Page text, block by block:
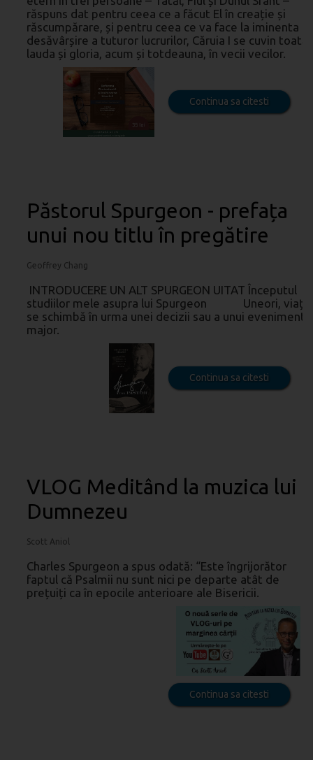
răspuns dat pentru ceea ce a făcut El în creație și
răscumpărare, și pentru ceea ce va face la iminenta
desăvârșire a tuturor lucrurilor, Căruia I se cuvin toată
lauda și gloria, acum și totdeauna, în vecii vecilor.
Continua sa citesti
Păstorul Spurgeon - prefața
unui nou titlu în pregătire
Geoffrey Chang
INTRODUCERE UN ALT SPURGEON UITAT Începutul
studiilor mele asupra lui Spurgeon Uneori, viața
se schimbă în urma unei decizii sau a unui eveniment
major.
Continua sa citesti
VLOG Meditând la muzica lui
Dumnezeu
Scott Aniol
Charles Spurgeon a spus odată: “Este îngrijorător
faptul că Psalmii nu sunt nici pe departe atât de
prețuiți ca în epocile anterioare ale Bisericii.
Continua sa citesti